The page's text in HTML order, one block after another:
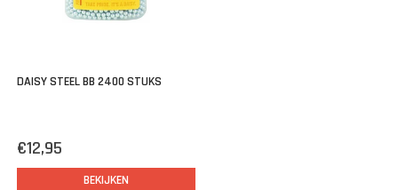
DAISY STEEL BB 2400 STUKS
€12,95
BEKIJKEN